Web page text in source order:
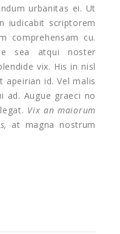
urbanitas ei. Ut
iudicabit scriptorem
comprehensam cu.
sea atqui noster
vix. His in nisl
apeirian id. Vel malis
ad. Augue graeci no
Vix an maiorum
at magna nostrum